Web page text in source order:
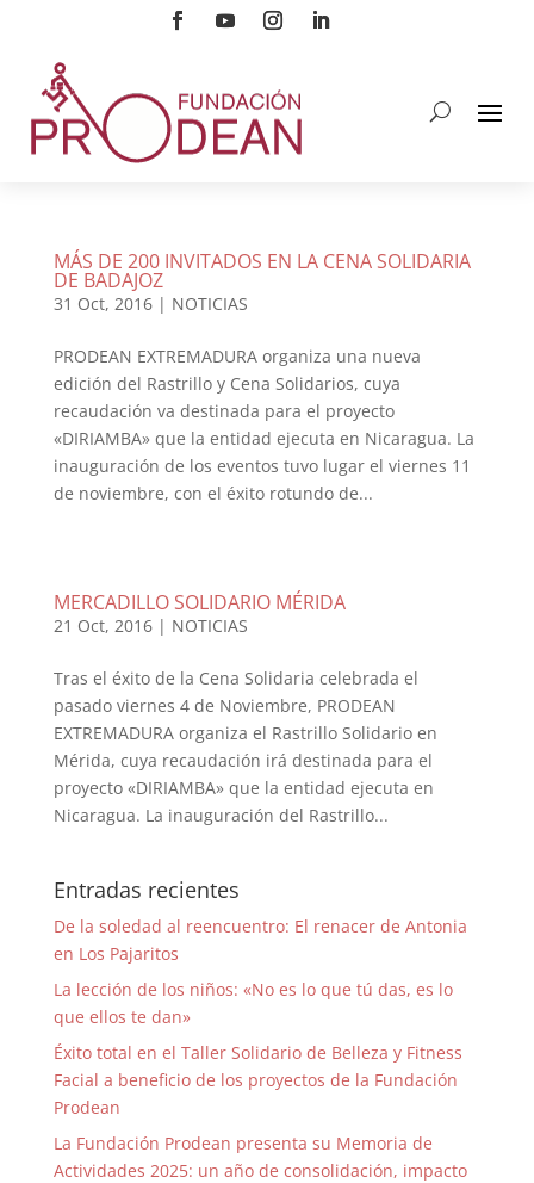
MÁS DE 200 INVITADOS EN LA CENA SOLIDARIA
DE BADAJOZ
31 Oct, 2016| NOTICIAS
PRODEAN EXTREMADURA organiza una nueva
edición del Rastrillo y Cena Solidarios, cuya
recaudación va destinada para el proyecto
«DIRIAMBA» que la entidad ejecuta en Nicaragua. La
inauguración de los eventos tuvo lugar el viernes 11
de noviembre, con el éxito rotundo de...
MERCADILLO SOLIDARIO MÉRIDA
21 Oct, 2016| NOTICIAS
Tras el éxito de la Cena Solidaria celebrada el
pasado viernes 4 de Noviembre, PRODEAN
EXTREMADURA organiza el Rastrillo Solidario en
Mérida, cuya recaudación irá destinada para el
proyecto «DIRIAMBA» que la entidad ejecuta en
Nicaragua. La inauguración del Rastrillo...
Entradas recientes
De la soledad al reencuentro: El renacer de Antonia
en Los Pajaritos
La lección de los niños: «No es lo que tú das, es lo
que ellos te dan»
Éxito total en el Taller Solidario de Belleza y Fitness
Facial a beneficio de los proyectos de la Fundación
Prodean
La Fundación Prodean presenta su Memoria de
Actividades 2025: un año de consolidación, impacto